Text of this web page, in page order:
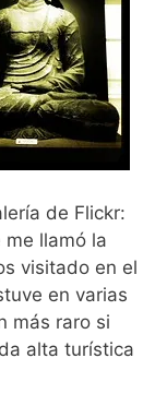
de Flickr:
llamó la
visitado en el
en varias
más raro si
alta turística